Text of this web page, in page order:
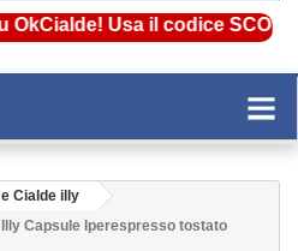
Usa il codice
Cialde illy
Illy Capsule Iperespresso tostato